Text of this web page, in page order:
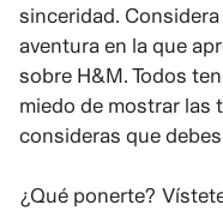
sinceridad.
aventura en la que
sobre H&M. Todos
miedo de mostrar las
consideras que
¿Qué ponerte?